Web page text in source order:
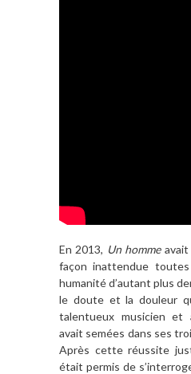
En 2013, Un hommeavait
façon inattendue
humanité d’autant plus
le doute et la douleur
talentueux musicien et
avait semées dans ses
Après cette réussite
était permis de